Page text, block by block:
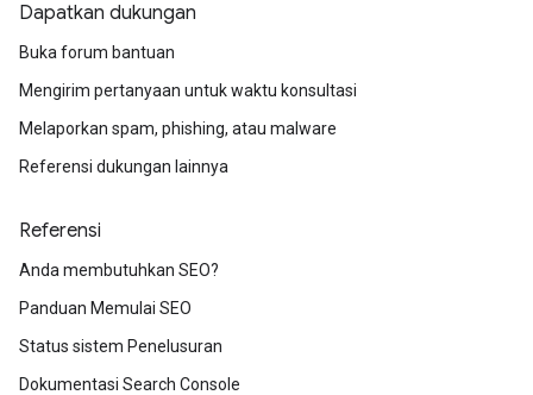
Dapatkan dukungan
Buka forum bantuan
Mengirim pertanyaan untuk waktu konsultasi
Melaporkan spam, phishing, atau malware
Referensi dukungan lainnya
Referensi
Anda membutuhkan SEO?
Panduan Memulai SEO
Status sistem Penelusuran
Dokumentasi Search Console